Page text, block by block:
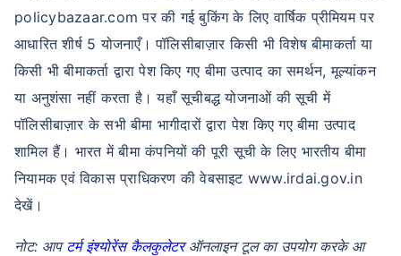
policybazaar.com पर की गई बुकिंग के लिए वार्षिक प्रीमियम पर
आधारित शीर्ष 5 योजनाएँ। पॉलिसीबाज़ार किसी भी विशेष बीमाकर्ता या
किसी भी बीमाकर्ता द्वारा पेश किए गए बीमा उत्पाद का समर्थन, मूल्यांकन
या अनुशंसा नहीं करता है। यहाँ सूचीबद्ध योजनाओं की सूची में
पॉलिसीबाज़ार के सभी बीमा भागीदारों द्वारा पेश किए गए बीमा उत्पाद
शामिल हैं। भारत में बीमा कंपनियों की पूरी सूची के लिए भारतीय बीमा
नियामक एवं विकास प्राधिकरण की वेबसाइट www.irdai.gov.in
देखें।
नोट: आप टर्म इंश्योरेंस कैलकुलेटरऑनलाइन टूल का उपयोग करके आ